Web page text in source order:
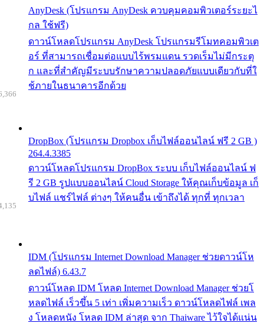
AnyDesk (โปรแกรม AnyDesk ควบคุมคอมพิวเตอร์ระยะไ
กล ใช้ฟรี)
ดาวน์โหลดโปรแกรม AnyDesk โปรแกรมรีโมทคอมพิวเต
อร์ ที่สามารถเชื่อมต่อแบบไร้พรมแดน รวดเร็มไม่มีกระตุ
ก และที่สำคัญมีระบบรักษาความปลอดภัยแบบเดียวกับที่ใ
ช้ภายในธนาคารอีกด้วย
DropBox (โปรแกรม Dropbox เก็บไฟล์ออนไลน์ ฟรี 2 GB )
264.4.3385
ดาวน์โหลดโปรแกรม DropBox ระบบ เก็บไฟล์ออนไลน์ ฟ
รี 2 GB รูปแบบออนไลน์ Cloud Storage ให้คุณเก็บข้อมูล เก็
บไฟล์ แชร์ไฟล์ ต่างๆ ให้คนอื่น เข้าถึงได้ ทุกที่ ทุกเวลา
IDM (โปรแกรม Internet Download Manager ช่วยดาวน์โห
ลดไฟล์) 6.43.7
ดาวน์โหลด IDM โหลด Internet Download Manager ช่วยโ
หลดไฟล์ เร็วขึ้น 5 เท่า เพิ่มความเร็ว ดาวน์โหลดไฟล์ เพล
ง โหลดหนัง โหลด IDM ล่าสุด จาก Thaiware ไว้ใจได้แน่น